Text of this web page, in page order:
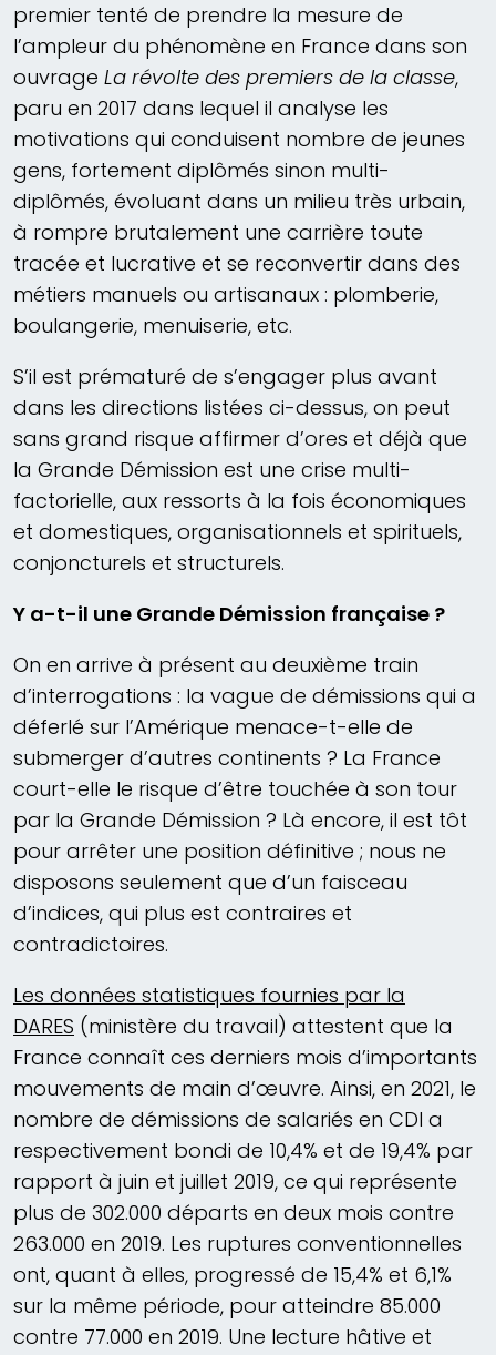
premier tenté de prendre la mesure de
l’ampleur du phénomène en France dans son
ouvrage La révolte des premiers de la classe,
paru en 2017 dans lequel il analyse les
motivations qui conduisent nombre de jeunes
gens, fortement diplômés sinon multi-
diplômés, évoluant dans un milieu très urbain,
à rompre brutalement une carrière toute
tracée et lucrative et se reconvertir dans des
métiers manuels ou artisanaux : plomberie,
boulangerie, menuiserie, etc.
S’il est prématuré de s’engager plus avant
dans les directions listées ci-dessus, on peut
sans grand risque affirmer d’ores et déjà que
la Grande Démission est une crise multi-
factorielle, aux ressorts à la fois économiques
et domestiques, organisationnels et spirituels,
conjoncturels et structurels.
Y a-t-il une Grande Démission française ?
On en arrive à présent au deuxième train
d’interrogations : la vague de démissions qui a
déferlé sur l’Amérique menace-t-elle de
submerger d’autres continents ? La France
court-elle le risque d’être touchée à son tour
par la Grande Démission ? Là encore, il est tôt
pour arrêter une position définitive ; nous ne
disposons seulement que d’un faisceau
d’indices, qui plus est contraires et
contradictoires.
Les données statistiques fournies par la
DARES (ministère du travail) attestent que la
France connaît ces derniers mois d’importants
mouvements de main d’œuvre. Ainsi, en 2021, le
nombre de démissions de salariés en CDI a
respectivement bondi de 10,4% et de 19,4% par
rapport à juin et juillet 2019, ce qui représente
plus de 302.000 départs en deux mois contre
263.000 en 2019. Les ruptures conventionnelles
ont, quant à elles, progressé de 15,4% et 6,1%
sur la même période, pour atteindre 85.000
contre 77.000 en 2019. Une lecture hâtive et